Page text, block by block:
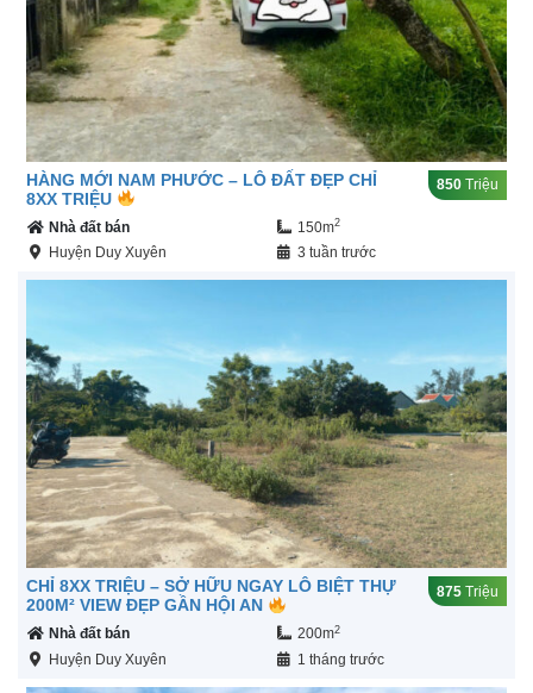
HÀNG MỚI NAM PHƯỚC – LÔ ĐẤT ĐẸP CHỈ
8XX TRIỆU
850 Triệu
Nhà đất bán 150m2
Huyện Duy Xuyên 3 tuần trước
CHỈ 8XX TRIỆU – SỞ HỮU NGAY LÔ BIỆT THỰ
200M² VIEW ĐẸP GẦN HỘI AN
875 Triệu
Nhà đất bán 200m2
Huyện Duy Xuyên 1 tháng trước